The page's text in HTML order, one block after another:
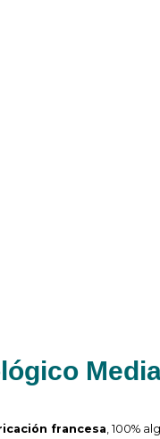
francesa, 100%